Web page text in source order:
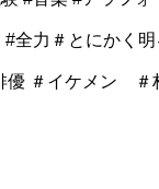
全力＃とにかく
＃イケメン ＃